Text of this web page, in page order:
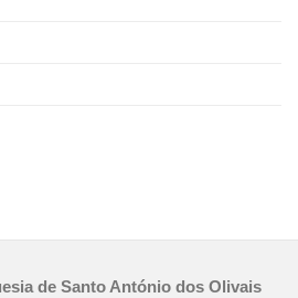
de Santo António dos Olivais